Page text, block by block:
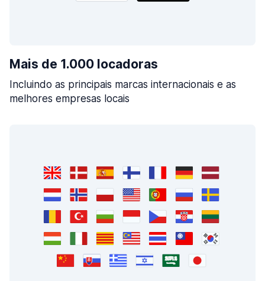
Mais de 1.000 locadoras
Incluindo as principais marcas internacionais e as
melhores empresas locais